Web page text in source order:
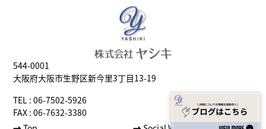
544-0001
大阪府大阪市生野区新今里3丁目13-19
TEL : 06-7502-5926
FAX : 06-7632-3380